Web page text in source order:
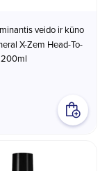
X-Zem Head-To-
200ml